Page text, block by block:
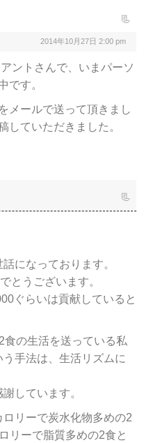
2014年10月27日 2:00 pm
ントさんで、いまパーソ
です。
メールで送って頂きまし
していただきました。
になっております。
とうございます。
ぐらいは貢献していると
の生活を送っている私
手法は、生活リズムに
しています。
ロリーで炭水化物多めの2
リーで脂質多めの2食と